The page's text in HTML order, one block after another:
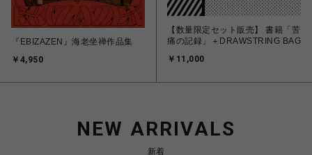
『EBIZAZEN』海老坐禅作品集
￥4,950
【数量限定セット販売】 書籍「苦
痛の記録」＋DRAWSTRING BAG
￥11,000
NEW ARRIVALS
新着